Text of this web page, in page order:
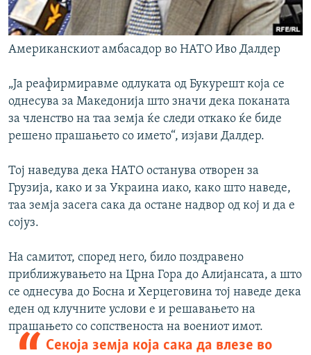
Американскиот амбасадор во НАТО Иво Далдер
„Ја реафирмиравме одлуката од Букурешт која се
однесува за Македонија што значи дека поканата
за членство на таа земја ќе следи откако ќе биде
решено прашањето со името“, изјави Далдер.
Тој наведува дека НАТО останува отворен за
Грузија, како и за Украина иако, како што наведе,
таа земја засега сака да остане надвор од кој и да е
сојуз.
На самитот, според него, било поздравено
приближувањето на Црна Гора до Алијансата, а што
се однесува до Босна и Херцеговина тој наведе дека
еден од клучните услови е и решавањето на
прашањето со сопственоста на воениот имот.
Секоја земја која сака да влезе во